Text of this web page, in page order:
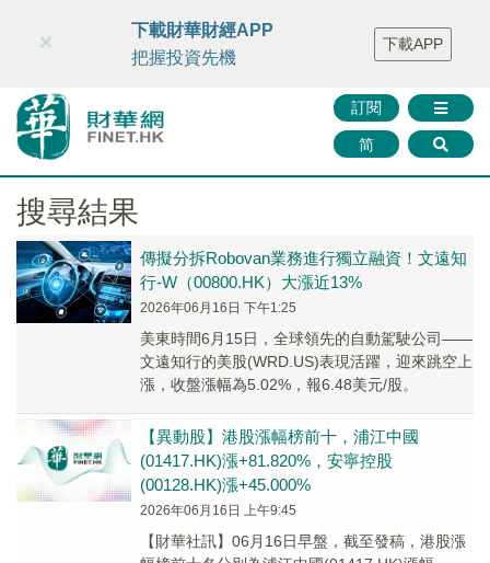
財華智庫網 FINTV FINMETA 財華證券 媒體矩陣
智庫沙龍
聯絡我們
訂閱
简
×
下載財華財經APP
把握投資先機
下載APP
搜尋結果
傳擬分拆Robovan業務進行獨立融資！文遠知
行-W（00800.HK）大漲近13%
2026年06月16日 下午1:25
美東時間6月15日，全球領先的自動駕駛公司——
文遠知行的美股(WRD.US)表現活躍，迎來跳空上
漲，收盤漲幅為5.02%，報6.48美元/股。
【異動股】港股漲幅榜前十，浦江中國
(01417.HK)漲+81.820%，安寧控股
(00128.HK)漲+45.000%
2026年06月16日 上午9:45
【財華社訊】06月16日早盤，截至發稿，港股漲